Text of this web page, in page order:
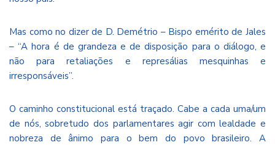
Mas como no dizer de D. Demétrio – Bispo emérito de Jales
– “A hora é de grandeza e de disposição para o diálogo, e
não para retaliações e represálias mesquinhas e
irresponsáveis”.
O caminho constitucional está traçado. Cabe a cada uma/um
de nós, sobretudo dos parlamentares agir com lealdade e
nobreza de ânimo para o bem do povo brasileiro. A